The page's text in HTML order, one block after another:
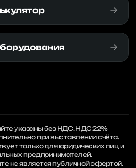
указаны без НДС. НДС 22%
при выставлении счёта.
только для юридических лиц и
предпринимателей.
не является публичной офертой.